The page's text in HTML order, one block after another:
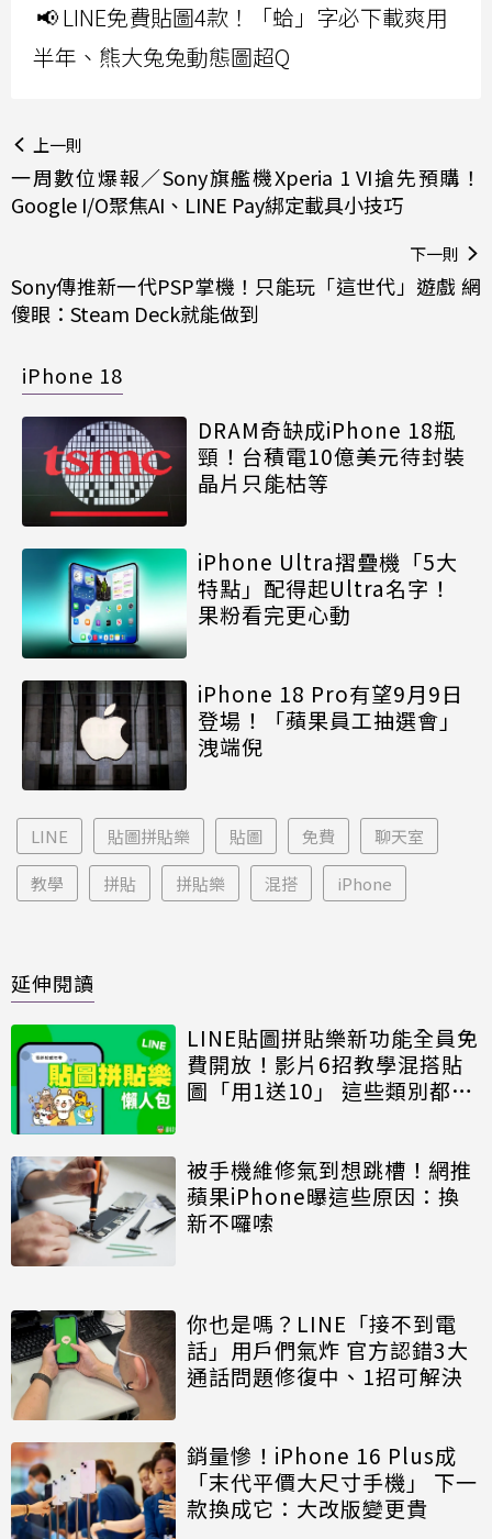
📢 LINE免費貼圖4款！「蛤」字必下載爽用
半年、熊大兔兔動態圖超Q
上一則
一周數位爆報／Sony旗艦機Xperia 1 VI搶先預購！
Google I/O聚焦AI、LINE Pay綁定載具小技巧
下一則
Sony傳推新一代PSP掌機！只能玩「這世代」遊戲 網
傻眼：Steam Deck就能做到
iPhone 18
DRAM奇缺成iPhone 18瓶
頸！台積電10億美元待封裝
晶片只能枯等
iPhone Ultra摺疊機「5大
特點」配得起Ultra名字！
果粉看完更心動
iPhone 18 Pro有望9月9日
登場！「蘋果員工抽選會」
洩端倪
LINE 貼圖拼貼樂 貼圖 免費 聊天室
教學 拼貼 拼貼樂 混搭 iPhone
延伸閱讀
LINE貼圖拼貼樂新功能全員免
費開放！影片6招教學混搭貼
圖「用1送10」 這些類別都能
被手機維修氣到想跳槽！網推
蘋果iPhone曝這些原因：換
新不囉嗦
你也是嗎？LINE「接不到電
話」用戶們氣炸 官方認錯3大
通話問題修復中、1招可解決
銷量慘！iPhone 16 Plus成
「末代平價大尺寸手機」 下一
款換成它：大改版變更貴